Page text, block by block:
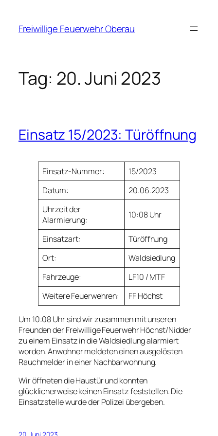
springen
Freiwillige Feuerwehr Oberau
Tag: 20. Juni 2023
Einsatz 15/2023: Türöffnung
Einsatz-Nummer:
15/2023
Datum:
20.06.2023
Uhrzeit der
Alarmierung:
10:08 Uhr
Einsatzart:
Türöffnung
Ort:
Waldsiedlung
Fahrzeuge:
LF10 / MTF
Weitere Feuerwehren:
FF Höchst
Um 10:08 Uhr sind wir zusammen mit unseren
Freunden der Freiwillige Feuerwehr Höchst/Nidder
zu einem Einsatz in die Waldsiedlung alarmiert
worden. Anwohner meldeten einen ausgelösten
Rauchmelder in einer Nachbarwohnung.
Wir öffneten die Haustür und konnten
glücklicherweise keinen Einsatz feststellen. Die
Einsatzstelle wurde der Polizei übergeben.